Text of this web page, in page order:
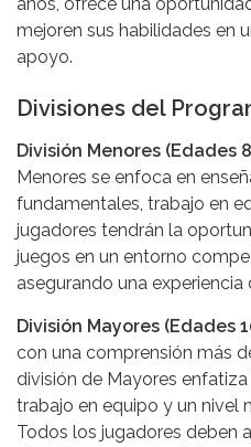
años, ofrece una
mejoren sus habilidades en
apoyo.
Divisiones del
División Menores (Edades
Menores se enfoca en
fundamentales, trabajo en
jugadores tendrán la
juegos en un entorno
asegurando una
División Mayores (Edades
con una comprensión más
división de Mayores
trabajo en equipo y un nivel
Todos los jugadores deben